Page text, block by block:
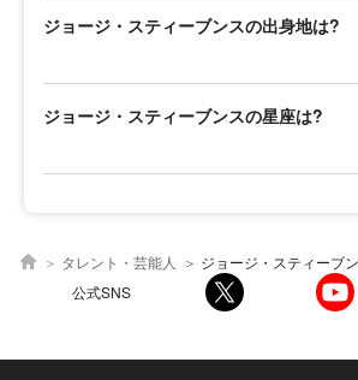
ジョージ・スティーブンスの出身地は?
ジョージ・スティーブンスの星座は?
タレント・芸能人
ジョージ・スティーブ
公式SNS